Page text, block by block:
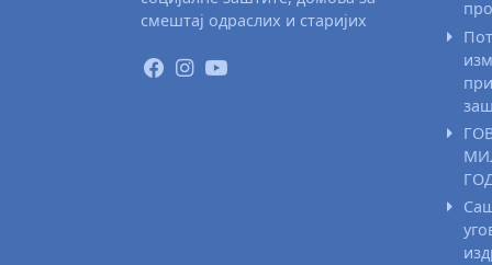
смештај одраслих и старијих